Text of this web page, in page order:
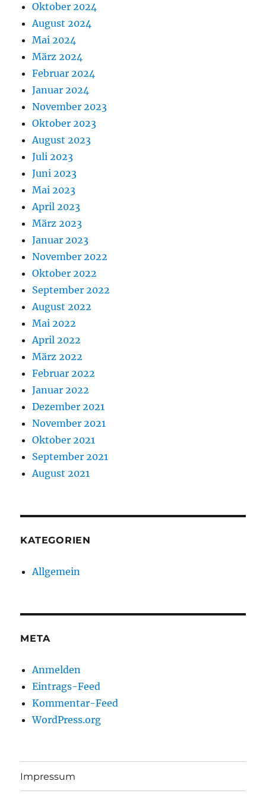
Oktober 2024
August 2024
Mai 2024
März 2024
Februar 2024
Januar 2024
November 2023
Oktober 2023
August 2023
Juli 2023
Juni 2023
Mai 2023
April 2023
März 2023
Januar 2023
November 2022
Oktober 2022
September 2022
August 2022
Mai 2022
April 2022
März 2022
Februar 2022
Januar 2022
Dezember 2021
November 2021
Oktober 2021
September 2021
August 2021
KATEGORIEN
Allgemein
META
Anmelden
Eintrags-Feed
Kommentar-Feed
WordPress.org
Impressum